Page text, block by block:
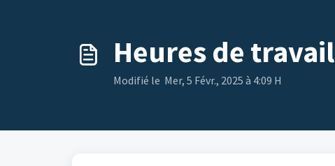
Heures de travail
Modifié le Mer, 5 Févr., 2025 à 4:09 H